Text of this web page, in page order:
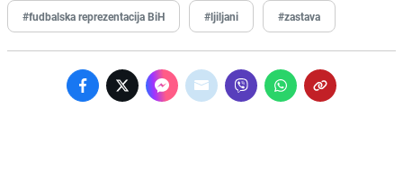
#fudbalska reprezentacija BiH #ljiljani #zastava